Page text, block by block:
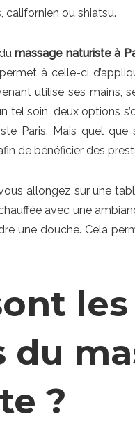
californien ou shiatsu.
massage naturiste à
à celle-ci
utilise ses mains,
tel soin, deux options
Paris. Mais quel
de bénéficier des
allongez sur une
avec une
une douche. Cela
du
?